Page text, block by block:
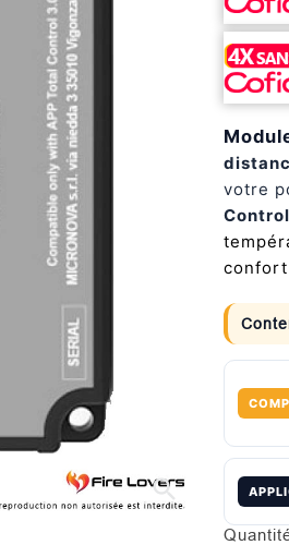
search
votre
confort